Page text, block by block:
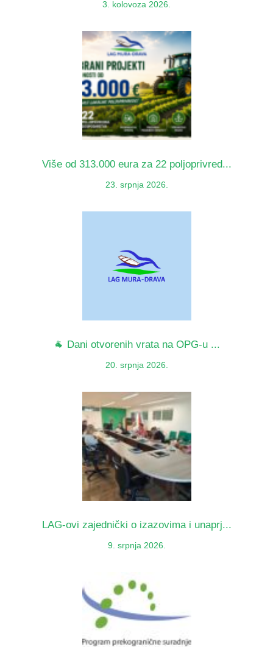
3. kolovoza 2026.
Više od 313.000 eura za 22 poljoprivred...
23. srpnja 2026.
🐐 Dani otvorenih vrata na OPG-u ...
20. srpnja 2026.
LAG-ovi zajednički o izazovima i unaprj...
9. srpnja 2026.